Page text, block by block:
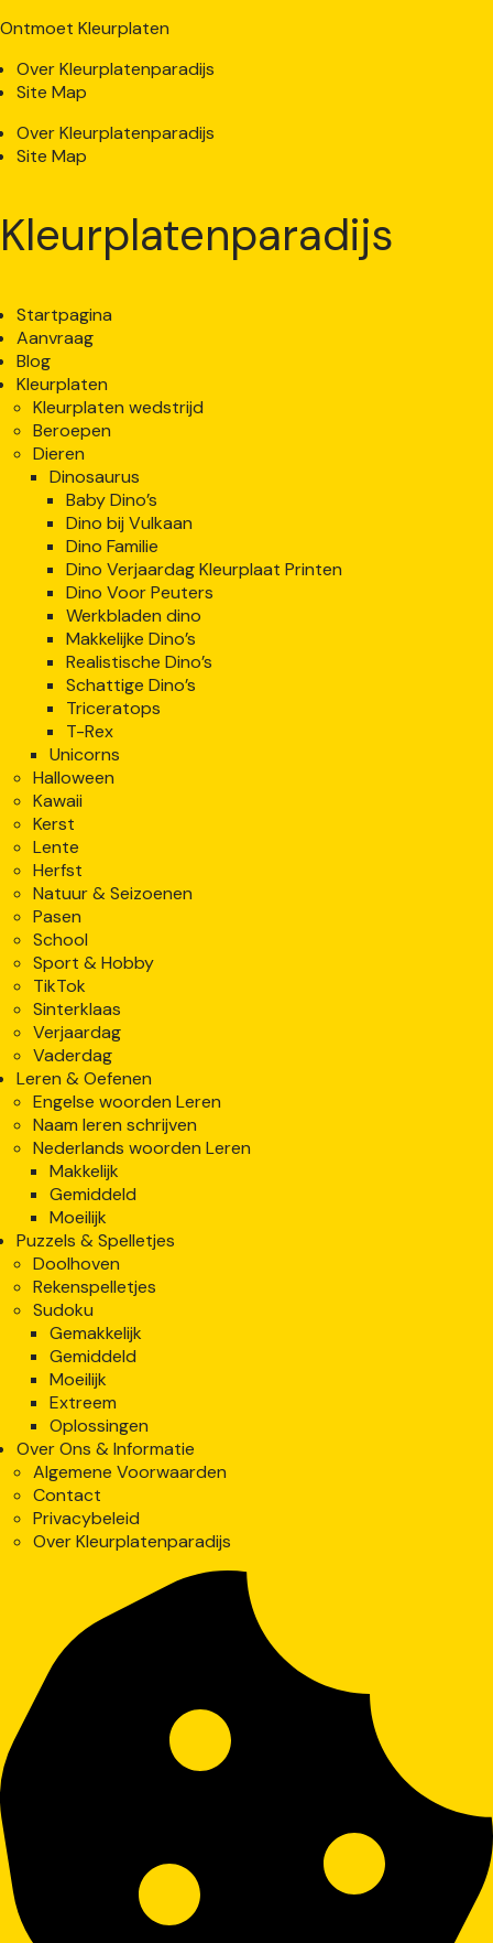
Ontmoet Kleurplaten
Over Kleurplatenparadijs
Site Map
Over Kleurplatenparadijs
Site Map
Kleurplatenparadijs
Startpagina
Aanvraag
Blog
Kleurplaten
Kleurplaten wedstrijd
Beroepen
Dieren
Dinosaurus
Baby Dino’s
Dino bij Vulkaan
Dino Familie
Dino Verjaardag Kleurplaat Printen
Dino Voor Peuters
Werkbladen dino
Makkelijke Dino’s
Realistische Dino’s
Schattige Dino’s
Triceratops
T-Rex
Unicorns
Halloween
Kawaii
Kerst
Lente
Herfst
Natuur & Seizoenen
Pasen
School
Sport & Hobby
TikTok
Sinterklaas
Verjaardag
Vaderdag
Leren & Oefenen
Engelse woorden Leren
Naam leren schrijven
Nederlands woorden Leren
Makkelijk
Gemiddeld
Moeilijk
Puzzels & Spelletjes
Doolhoven
Rekenspelletjes
Sudoku
Gemakkelijk
Gemiddeld
Moeilijk
Extreem
Oplossingen
Over Ons & Informatie
Algemene Voorwaarden
Contact
Privacybeleid
Over Kleurplatenparadijs